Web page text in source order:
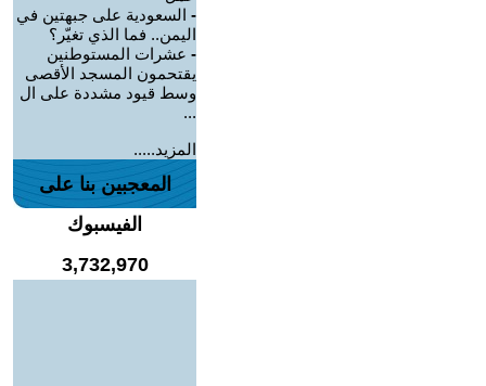
- السعودية على جبهتين في
اليمن.. فما الذي تغيّر؟
- عشرات المستوطنين
يقتحمون المسجد الأقصى
وسط قيود مشددة على ال
...
المزيد.....
المعجبين بنا على
الفيسبوك
3,732,970